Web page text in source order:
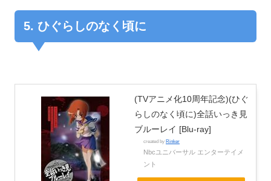
5. ひぐらしのなく頃に
(TVアニメ化10周年記念)(ひぐ
らしのなく頃に)全話いっき見
ブルーレイ [Blu-ray]
created by Rinker
Nbcユニバーサル エンターテイメ
ント